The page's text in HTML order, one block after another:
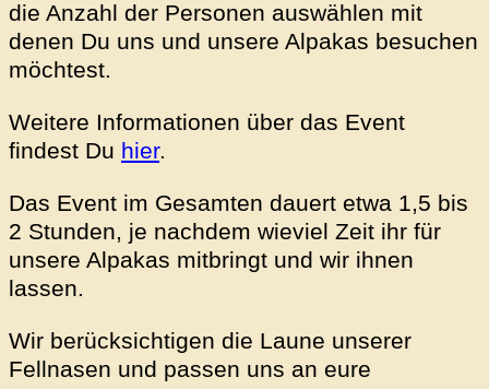
die Anzahl der Personen auswählen mit
denen Du uns und unsere Alpakas besuchen
möchtest.
Weitere Informationen über das Event
findest Du hier.
Das Event im Gesamten dauert etwa 1,5 bis
2 Stunden, je nachdem wieviel Zeit ihr für
unsere Alpakas mitbringt und wir ihnen
lassen.
Wir berücksichtigen die Laune unserer
Fellnasen und passen uns an eure